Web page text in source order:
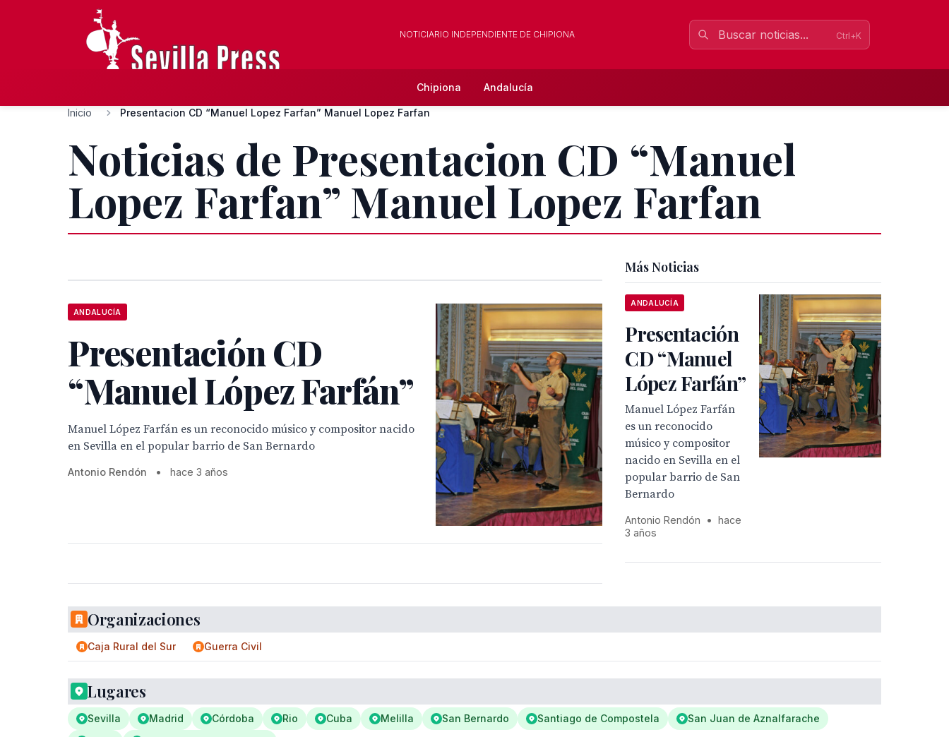
NOTICIARIO INDEPENDIENTE DE CHIPIONA Ctrl+K
Chipiona Andalucía
Inicio Presentacion CD “Manuel Lopez Farfan” Manuel Lopez Farfan
Noticias de Presentacion CD “Manuel
Lopez Farfan” Manuel Lopez Farfan
ANDALUCÍA
Presentación CD
“Manuel López Farfán”
Manuel López Farfán es un reconocido músico y compositor nacido
en Sevilla en el popular barrio de San Bernardo
Antonio Rendón • hace 3 años
Más Noticias
ANDALUCÍA
Presentación
CD “Manuel
López Farfán”
Manuel López Farfán
es un reconocido
músico y compositor
nacido en Sevilla en el
popular barrio de San
Bernardo
Antonio Rendón •
hace
3 años
Organizaciones
Caja Rural del Sur Guerra Civil
Lugares
Sevilla Madrid Córdoba Rio Cuba Melilla San Bernardo Santiago de Compostela
San Juan de Aznalfarache